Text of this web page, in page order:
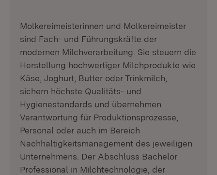
Molkereimeisterinnen und Molkereimeister
sind Fach- und Führungskräfte der
modernen Milchverarbeitung. Sie steuern die
Herstellung hochwertiger Milchprodukte wie
Käse, Joghurt, Butter oder Trinkmilch,
sichern höchste Qualitäts- und
Hygienestandards und übernehmen
Verantwortung für Produktionsprozesse,
Personal oder auch im Bereich
Nachhaltigkeitsmanagement des jeweiligen
Unternehmens. Der Abschluss Bachelor
Professional in Milchtechnologie, der